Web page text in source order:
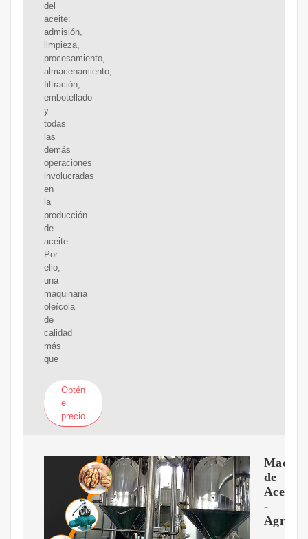
del
aceite:
admisión,
limpieza,
procesamiento,
almacenamiento,
filtración,
embotellado
y
todas
las
demás
operaciones
involucradas
en
la
producción
de
aceite.
Por
ello,
una
maquinaria
oleícola
de
calidad
más
que
Obtén
el
precio
de
Aceite
-